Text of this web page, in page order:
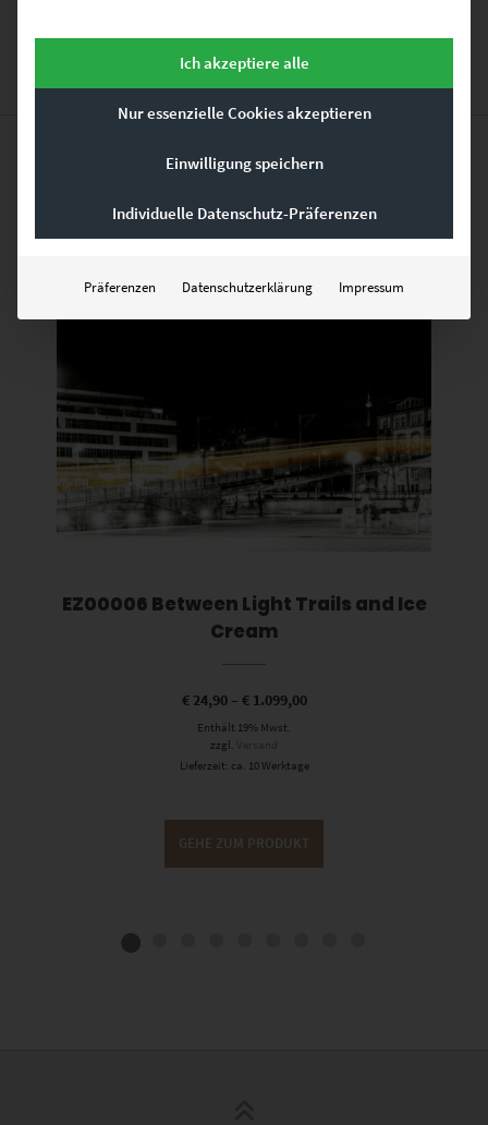
Ähnliche Produkte
EZ00006 Between Light Trails and Ice
Cream
€24,90– €1.099,00
Enthält 19% Mwst.
zzgl. Versand
Lieferzeit: ca. 10 Werktage
GEHE ZUM PRODUKT
Ich akzeptiere alle
Nur essenzielle Cookies akzeptieren
Einwilligung speichern
Individuelle Datenschutz-Präferenzen
Präferenzen Datenschutzerklärung Impressum